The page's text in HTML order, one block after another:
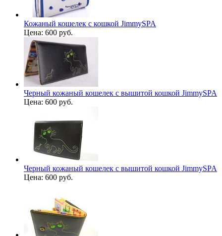
Кожаный кошелек с кошкой JimmySPA
Цена: 600 руб.
Черный кожаный кошелек с вышитой кошкой JimmySPA
Цена: 600 руб.
Черный кожаный кошелек с вышитой кошкой JimmySPA
Цена: 600 руб.